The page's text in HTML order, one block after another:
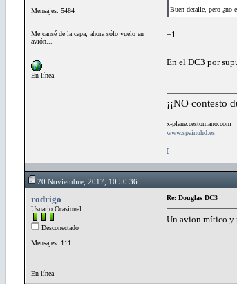
Mensajes: 5484
Me cansé de la capa; ahora sólo vuelo en
avión...
En línea
Buen detalle, pero ¿no
+1
En el DC3 por
¡¡NO contesto
x-plane.cestomano.com
www.spainuhd.es
[
20 Noviembre, 2017, 10:50:36
rodrigo
Usuario Ocasional
Desconectado
Mensajes: 111
En línea
Re: Douglas DC3
Un avion mítico y